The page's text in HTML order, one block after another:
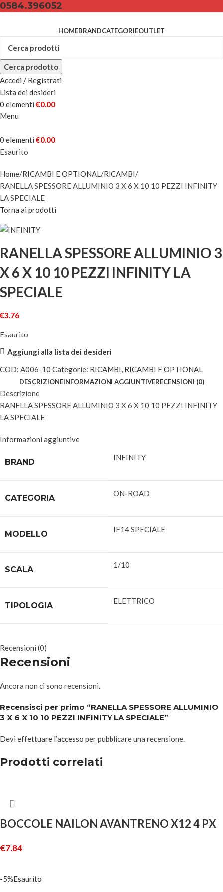
0584.396052
HOMEBRANDCATEGORIEOUTLET
Cerca prodotto
Accedi / Registrati
Lista dei desideri
0 elementi €0.00
Menu
0 elementi €0.00
Esaurito
Home RICAMBI E OPTIONAL RICAMBI
RANELLA SPESSORE ALLUMINIO 3 X 6 X 10 10 PEZZI INFINITY
LA SPECIALE
Torna ai prodotti
RANELLA SPESSORE ALLUMINIO 3
X 6 X 10 10 PEZZI INFINITY LA
SPECIALE
€3.76
Esaurito
Aggiungi alla lista dei desideri
COD: A006-10 Categorie: RICAMBI, RICAMBI E OPTIONAL
DESCRIZIONEINFORMAZIONI AGGIUNTIVERECENSIONI (0)
Descrizione
RANELLA SPESSORE ALLUMINIO 3 X 6 X 10 10 PEZZI INFINITY
LA SPECIALE
Informazioni aggiuntive
BRAND INFINITY
CATEGORIA ON-ROAD
MODELLO IF14 SPECIALE
SCALA 1/10
TIPOLOGIA ELETTRICO
Recensioni (0)
Recensioni
Ancora non ci sono recensioni.
Recensisci per primo “RANELLA SPESSORE ALLUMINIO
3 X 6 X 10 10 PEZZI INFINITY LA SPECIALE”
Devi effettuare l’accesso per pubblicare una recensione.
Prodotti correlati
BOCCOLE NAILON AVANTRENO X12 4 PX
€7.84
-5%Esaurito